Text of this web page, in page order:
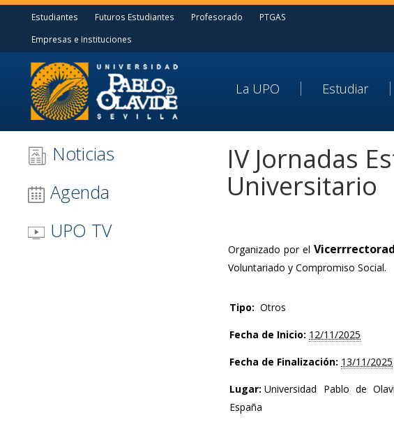
Estudiantes Futuros Estudiantes Profesorado
PTGAS
Empresas e Instituciones
La UPO Estudiar
Noticias
Agenda
UPO TV
IV Jornadas
Universitario
Organizado por el
Voluntariado y Compromiso Social.
Tipo: Otros
Fecha de Inicio: 12/11/2025
Fecha de Finalización: 13/11/2025
Lugar: Universidad Pablo de
España